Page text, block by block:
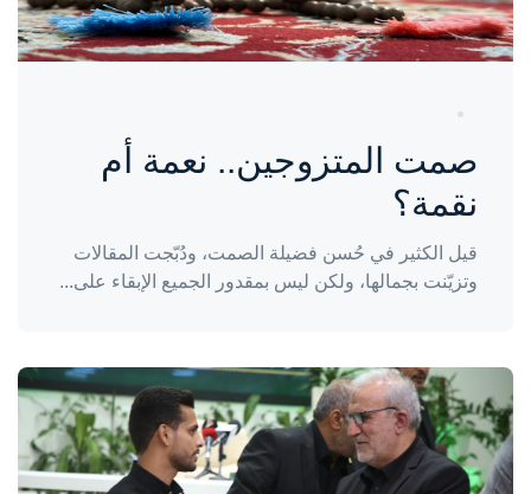
صمت المتزوجين.. نعمة أم
نقمة؟
قيل الكثير في حُسن فضيلة الصمت، ودُبّجت المقالات
وتزيّنت بجمالها، ولكن ليس بمقدور الجميع الإبقاء على...
واحة المرأة
منذ 3 سنوات